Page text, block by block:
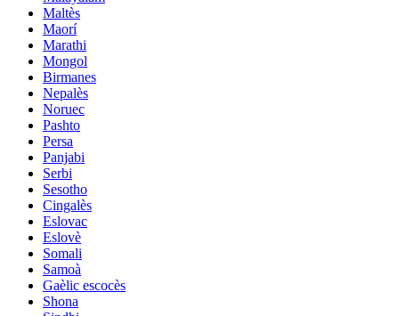
Maltès
Maorí
Marathi
Mongol
Birmanes
Nepalès
Noruec
Pashto
Persa
Panjabi
Serbi
Sesotho
Cingalès
Eslovac
Eslovè
Somali
Samoà
Gaèlic escocès
Shona